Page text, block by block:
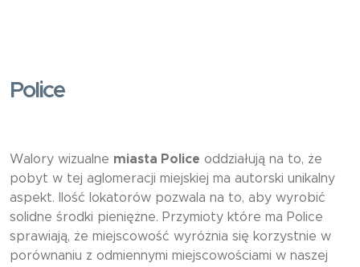
Police
Walory wizualne miasta Police oddziałują na to, że
pobyt w tej aglomeracji miejskiej ma autorski unikalny
aspekt. Ilość lokatorów pozwala na to, aby wyrobić
solidne środki pieniężne. Przymioty które ma Police
sprawiają, że miejscowość wyróżnia się korzystnie w
porównaniu z odmiennymi miejscowościami w naszej